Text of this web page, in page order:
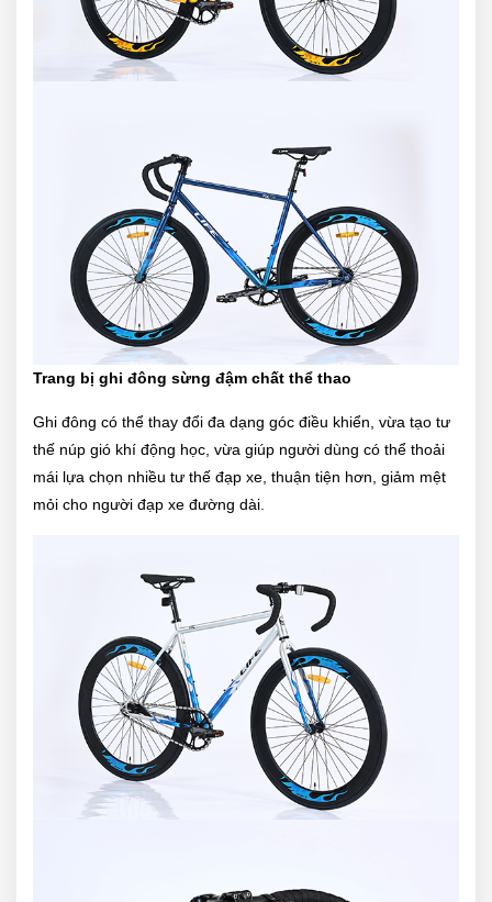
Trang bị ghi đông sừng đậm chất thể thao
Ghi đông có thể thay đổi đa dạng góc điều khiển, vừa tạo tư
thế núp gió khí động học, vừa giúp người dùng có thể thoải
mái lựa chọn nhiều tư thế đạp xe, thuận tiện hơn, giảm mệt
mỏi cho người đạp xe đường dài.